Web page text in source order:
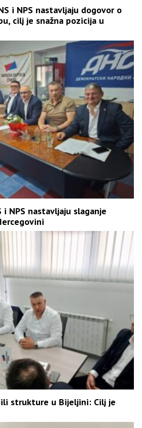
i NPS nastavljaju dogovor o
cilj je snažna pozicija u
i NPS nastavljaju slaganje
strukture u Bijeljini: Cilj je